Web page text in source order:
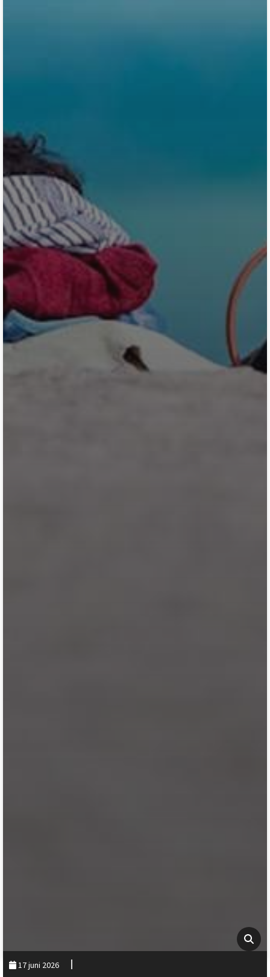
17 juni 2026